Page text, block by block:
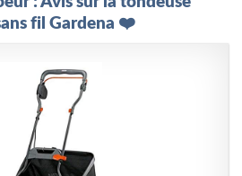
fil Gardena ❤️